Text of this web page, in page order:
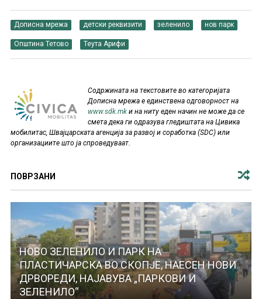
Дописна мрежа детски реквизити зеленило нов парк
Општина Тетово Теута Арифи
Содржината на текстовите во категоријата
Дописна мрежа е единствена одговорност на
www.sdk.mk и на ниту еден начин не може да се
смета дека ги одразува гледиштата на Цивика
мобилитас, Швајцарската агенција за развој и соработка (SDC) или
организациите што ја спроведуваат.
ПОВРЗАНИ
НОВО ЗЕЛЕНИЛО И ПАРК НА
ПЛАСТИЧАРСКА ВО СКОПЈЕ, НАЕСЕН НОВИ
ДРВОРЕДИ, НАЈАВУВА „ПАРКОВИ И
ЗЕЛЕНИЛО“